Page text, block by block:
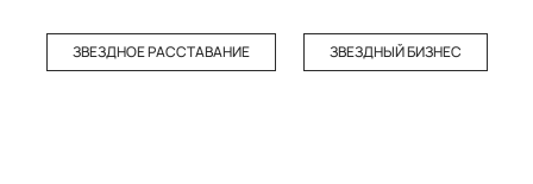
ЗВЕЗДНОЕ РАССТАВАНИЕ ЗВЕЗДНЫЙ БИЗНЕС